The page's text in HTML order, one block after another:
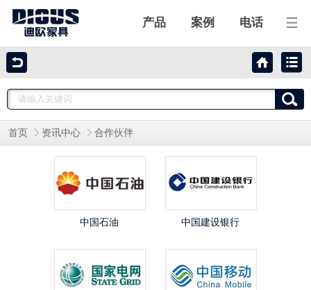
产品 案例 电话
迪欧产品
工程案例
合作伙伴
联系我们
首页 资讯中心 合作伙伴
中国石油 中国建设银行